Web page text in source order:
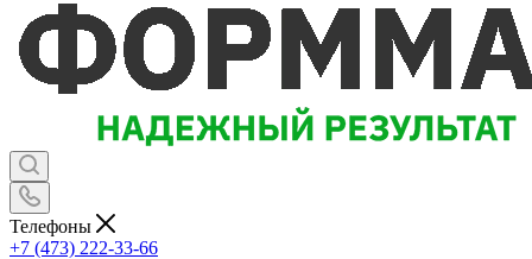
Телефоны
+7 (473) 222-33-66